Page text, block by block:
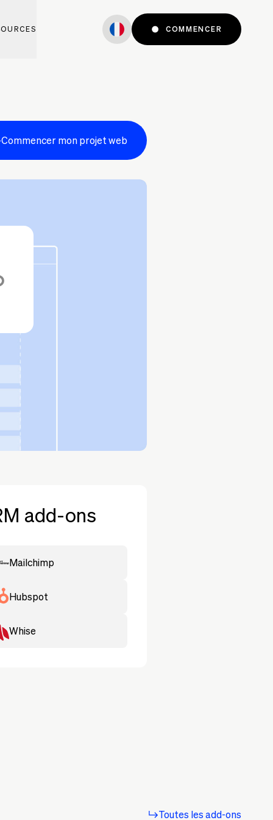
COMMENCER
Commencer mon projet web
add-ons
Mailchimp
Hubspot
Whise
Toutes les add-ons